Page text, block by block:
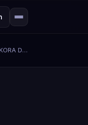
MAKAYNCH GHIR LKORA DU LUNDI 13 AVRIL 2026 - LE REPLAY